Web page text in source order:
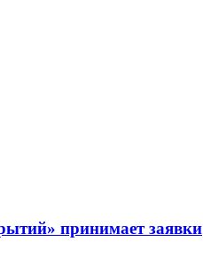
принимает заявки